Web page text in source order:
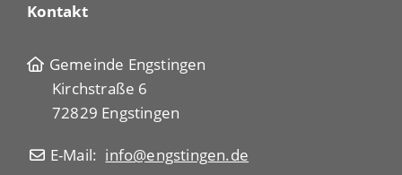
Kontakt
Gemeinde Engstingen
Kirchstraße 6
72829 Engstingen
E-Mail: info@engstingen.de